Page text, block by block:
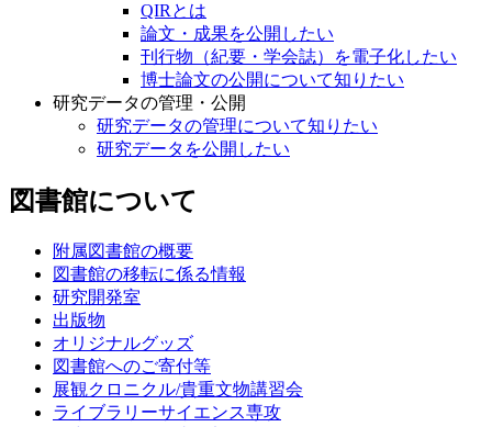
QIRとは
論文・成果を公開したい
刊行物（紀要・学会誌）を電子化したい
博士論文の公開について知りたい
研究データの管理・公開
研究データの管理について知りたい
研究データを公開したい
図書館について
附属図書館の概要
図書館の移転に係る情報
研究開発室
出版物
オリジナルグッズ
図書館へのご寄付等
展観クロニクル/貴重文物講習会
ライブラリーサイエンス専攻